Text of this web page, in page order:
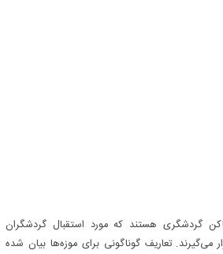
گردشگری هستند که مورد استقبال گردشگران
تعاریف گوناگونی برای موزه‌ها بیان شده